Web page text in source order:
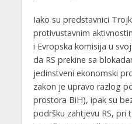
Iako su predstavnici
protivustavnim
i Evropska komisija u
da RS prekine sa
jedinstveni ekonomski
zakon je upravo razlog
prostora BiH), ipak su
podršku zahtjevu RS, pri